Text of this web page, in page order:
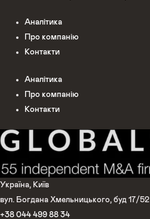
Аналітика
Про компанію
Контакти
Аналітика
Про компанію
Контакти
Україна, Київ
вул. Богдана Хмельницького, буд 17/52
+38 044 499 88 34